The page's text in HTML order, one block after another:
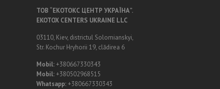
ТОВ “ЕКОТОКС ЦЕНТР УКРАЇНА”.
EKOTOX CENTERS UKRAINE LLC
03110, Kiev, districtul Solomianskyi,
Str. Kochur Hryhorii 19, clădirea 6
Mobil:+380667330343
Mobil:+380502968515
Whatsapp:+380667330343